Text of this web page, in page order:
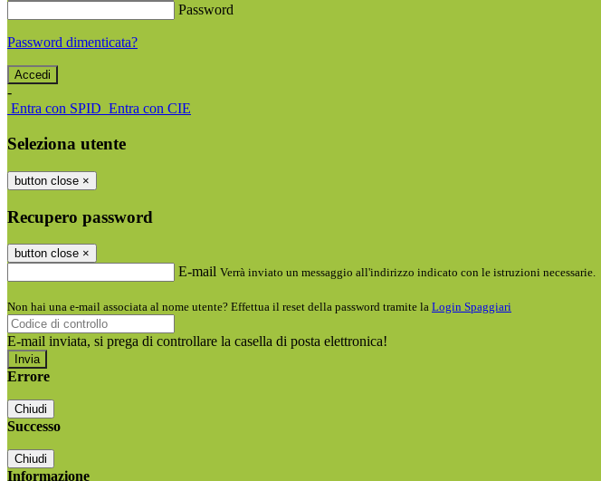
Password
Password dimenticata?
-
Entra con SPID Entra con CIE
Seleziona utente
button close ×
Recupero password
button close ×
E-mail Verrà inviato un messaggio all'indirizzo indicato con le istruzioni necessarie.
Non hai una e-mail associata al nome utente? Effettua il reset della password tramite la Login Spaggiari
E-mail inviata, si prega di controllare la casella di posta elettronica!
Errore
Chiudi
Successo
Chiudi
Informazione